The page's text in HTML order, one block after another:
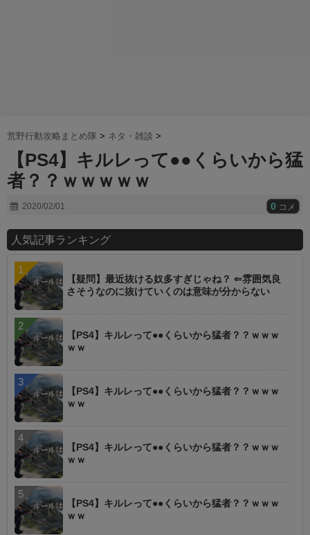
荒野行動攻略まとめ隊 > ネタ・雑談 >
【PS4】キルレって●●くらいから猛
者？？ｗｗｗｗｗ
2020/02/01 0 コメ
人気記事ランキング
【疑問】最近抜ける奴多すぎじゃね？ ⇐雰囲気良
さそうなのに抜けていくのは意味が分からない
【PS4】キルレって●●くらいから猛者？？ｗｗｗ
ｗｗ
【PS4】キルレって●●くらいから猛者？？ｗｗｗ
ｗｗ
【PS4】キルレって●●くらいから猛者？？ｗｗｗ
ｗｗ
【PS4】キルレって●●くらいから猛者？？ｗｗｗ
ｗｗ